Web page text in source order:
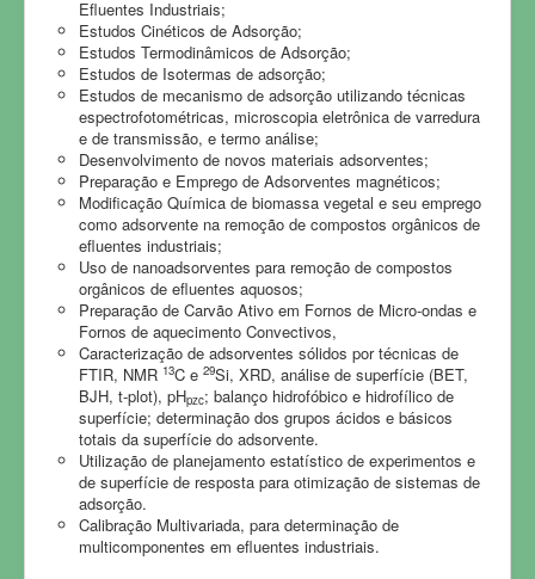
PUBLICAÇÕES
FOTOS
CONTATO
Efluentes Industriais;
Estudos Cinéticos de Adsorção;
Estudos Termodinâmicos de Adsorção;
Estudos de Isotermas de adsorção;
Estudos de mecanismo de adsorção utilizando técnicas
espectrofotométricas, microscopia eletrônica de varredura
e de transmissão, e termo análise;
Desenvolvimento de novos materiais adsorventes;
Preparação e Emprego de Adsorventes magnéticos;
Modificação Química de biomassa vegetal e seu emprego
como adsorvente na remoção de compostos orgânicos de
efluentes industriais;
Uso de nanoadsorventes para remoção de compostos
orgânicos de efluentes aquosos;
Preparação de Carvão Ativo em Fornos de Micro-ondas e
Fornos de aquecimento Convectivos,
Caracterização de adsorventes sólidos por técnicas de
FTIR, NMR 13C e 29Si, XRD, análise de superfície (BET,
BJH, t-plot), pHpzc; balanço hidrofóbico e hidrofílico de
superfície; determinação dos grupos ácidos e básicos
totais da superfície do adsorvente.
Utilização de planejamento estatístico de experimentos e
de superfície de resposta para otimização de sistemas de
adsorção.
Calibração Multivariada, para determinação de
multicomponentes em efluentes industriais.